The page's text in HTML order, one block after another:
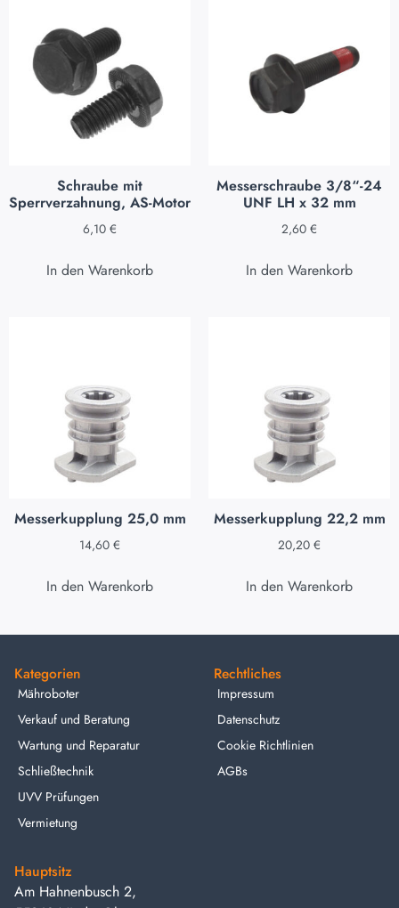
Schraube mit
Sperrverzahnung, AS-Motor
6,10 €
In den Warenkorb
Messerschraube 3/8“-24
UNF LH x 32 mm
2,60 €
In den Warenkorb
Messerkupplung 25,0 mm
14,60 €
In den Warenkorb
Messerkupplung 22,2 mm
20,20 €
In den Warenkorb
Kategorien
Mähroboter
Verkauf und Beratung
Wartung und Reparatur
Schließtechnik
UVV Prüfungen
Vermietung
Rechtliches
Impressum
Datenschutz
Cookie Richtlinien
AGBs
Hauptsitz
Am Hahnenbusch 2,